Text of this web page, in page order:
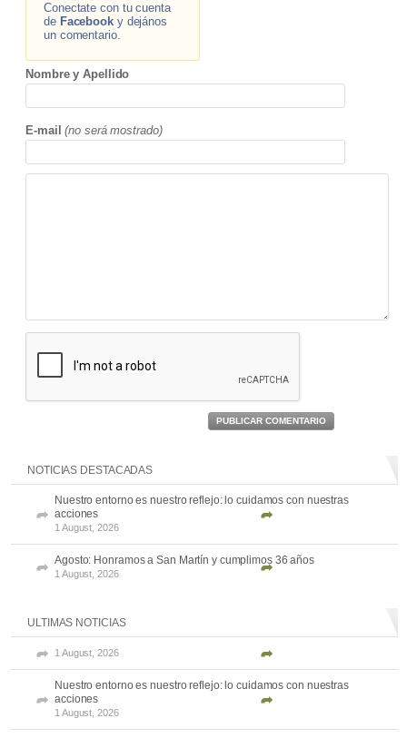
Conectate con tu cuenta
de Facebooky dejános
un comentario.
Nombre y Apellido
E-mail (no será mostrado)
PUBLICAR COMENTARIO
NOTICIAS DESTACADAS
Nuestro entorno es nuestro reflejo: lo cuidamos con nuestras
acciones
1 August, 2026
Agosto: Honramos a San Martín y cumplimos 36 años
1 August, 2026
ULTIMAS NOTICIAS
1 August, 2026
Nuestro entorno es nuestro reflejo: lo cuidamos con nuestras
acciones
1 August, 2026